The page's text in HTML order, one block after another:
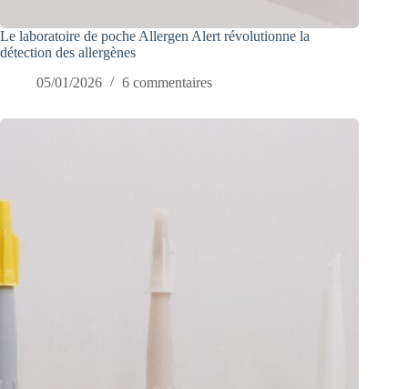
Le laboratoire de poche Allergen Alert révolutionne la
détection des allergènes
05/01/2026
6 commentaires